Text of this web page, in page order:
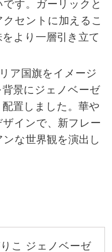
す。ガーリックと
セントに加えるこ
より一層引き立て
ア国旗をイメージ
景にジェノベーゼ
置しました。華や
インで、新フレー
な世界観を演出し
こ ジェノベーゼ